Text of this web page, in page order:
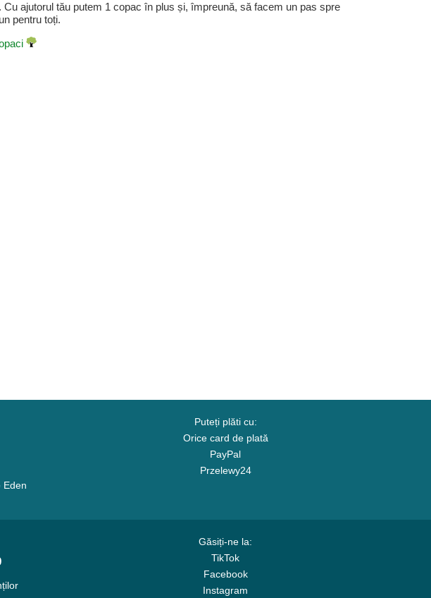
ajutorul tău putem 1 copac în plus și, împreună, să facem un pas spre
pentru toți.
Eden
Puteți plăti cu:
Orice card de plată
PayPal
Przelewy24
Găsiți-ne la:
TikTok
Facebook
Instagram